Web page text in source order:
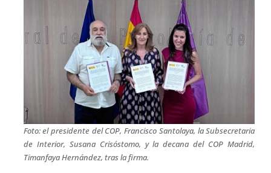
Foto: el presidente del COP, Francisco Santolaya, la Subsecretaria
de Interior, Susana Crisóstomo, y la decana del COP Madrid,
Timanfaya Hernández, tras la firma.